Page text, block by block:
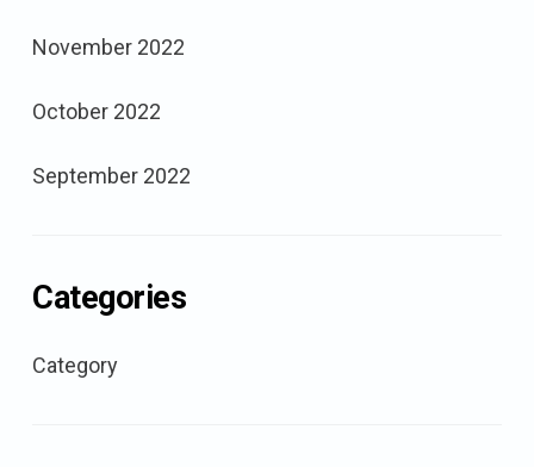
November 2022
October 2022
September 2022
Categories
Category